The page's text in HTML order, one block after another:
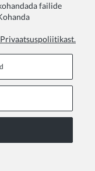
beebi kleidid,
ürituste,
failide